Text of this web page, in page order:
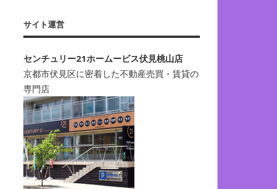
カ
イ
サイト運営
センチュリー21ホームービス伏見桃山店
京都市伏見区に密着した不動産売買・賃貸の
専門店